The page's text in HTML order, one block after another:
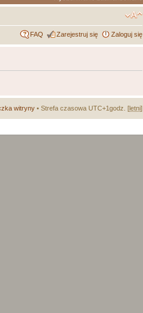
FAQ Zarejestruj się Zaloguj się
witryny • Strefa czasowa UTC+1godz. [letni]